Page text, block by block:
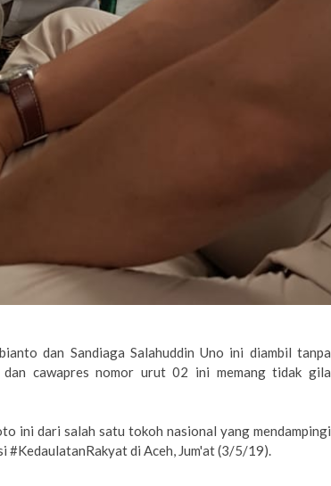
dan Sandiaga Salahuddin Uno ini diambil tanpa
dan cawapres nomor urut 02 ini memang tidak gila
ini dari salah satu tokoh nasional yang mendampingi
#KedaulatanRakyat di Aceh, Jum'at (3/5/19).